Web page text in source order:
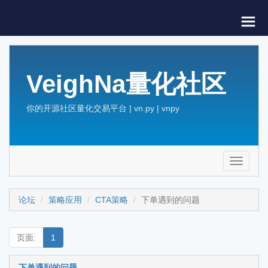
VeighNa量化社区
你的开源社区量化交易平台 | vn.py | vnpy
Toggle
论坛 策略应用 CTA策略 下单遇到的问题
页面: 1